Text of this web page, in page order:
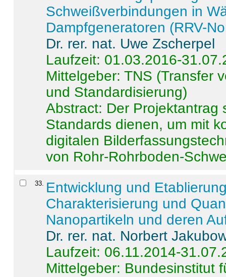
Schweißverbindungen in
Dampfgeneratoren (RRV-
Dr. rer. nat. Uwe Zscherpel
Laufzeit: 01.03.2016-
Mittelgeber: TNS (Transfer
und Standardisierung)
Abstract: Der Projektantrag
Standards dienen, um mit
digitalen
von Rohr-Rohrboden-
33. Entwicklung und
Charakterisierung und
Nanopartikeln und deren
Dr. rer. nat. Norbert
Laufzeit: 06.11.2014-
Mittelgeber: Bundesinstitut